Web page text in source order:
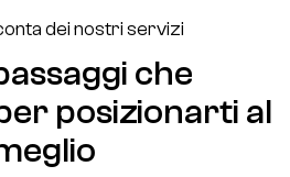
dei nostri servizi
che
posizionarti al